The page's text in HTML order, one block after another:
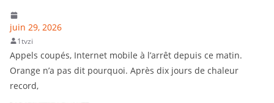
juin 29, 2026
1tvzi
Appels coupés, Internet mobile à l’arrêt depuis ce matin.
Orange n’a pas dit pourquoi. Après dix jours de chaleur
record,